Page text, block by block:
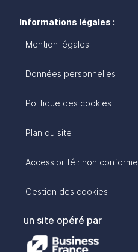
Informations légales :
Mention légales
Données personnelles
Politique des cookies
Plan du site
Accessibilité : non conforme
Gestion des cookies
un site opéré par